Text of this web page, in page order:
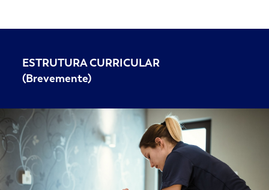
ESTRUTURA CURRICULAR
(Brevemente)